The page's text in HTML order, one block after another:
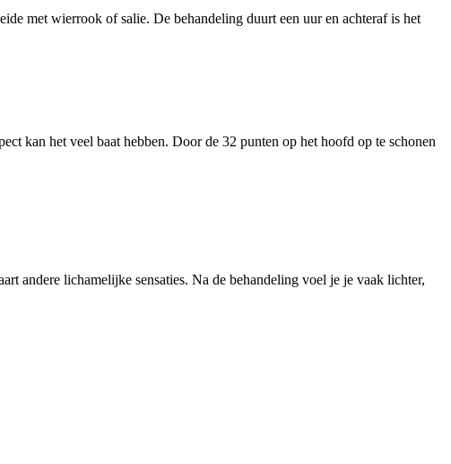
met wierrook of salie. De behandeling duurt een uur en achteraf is het
kan het veel baat hebben. Door de 32 punten op het hoofd op te schonen
andere lichamelijke sensaties. Na de behandeling voel je je vaak lichter,